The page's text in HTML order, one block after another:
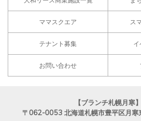
ママスクエア ス
テナント募集
お問い合わせ
【ブランチ札幌月寒】
〒062-0053 北海道札幌市豊平区月